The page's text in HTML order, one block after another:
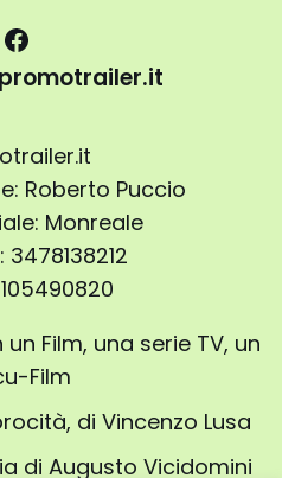
Roberto Puccio
Monreale
Film, una serie TV, un
Film
di Vincenzo Lusa
di Augusto Vicidomini